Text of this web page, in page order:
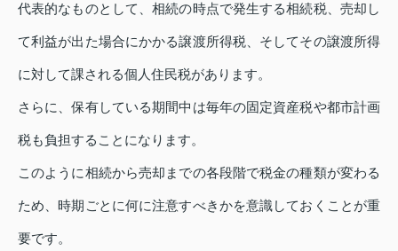
代表的なものとして、相続の時点で発生する相続税、売却し
て利益が出た場合にかかる譲渡所得税、そしてその譲渡所得
に対して課される個人住民税があります。
さらに、保有している期間中は毎年の固定資産税や都市計画
税も負担することになります。
このように相続から売却までの各段階で税金の種類が変わる
ため、時期ごとに何に注意すべきかを意識しておくことが重
要です。